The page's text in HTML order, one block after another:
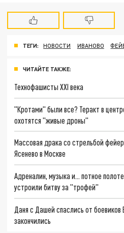
ТЕГИ: НОВОСТИ ИВАНОВО
ЧИТАЙТЕ ТАКЖЕ:
Технофашисты XXI века
"Кротами" были все? Теракт в
охотятся "живые дроны"
Массовая драка со стрельбой
Ясенево в Москве
Адреналин, музыка и... потное
устроили битву за "трофей"
Даня с Дашей спаслись от
закончились